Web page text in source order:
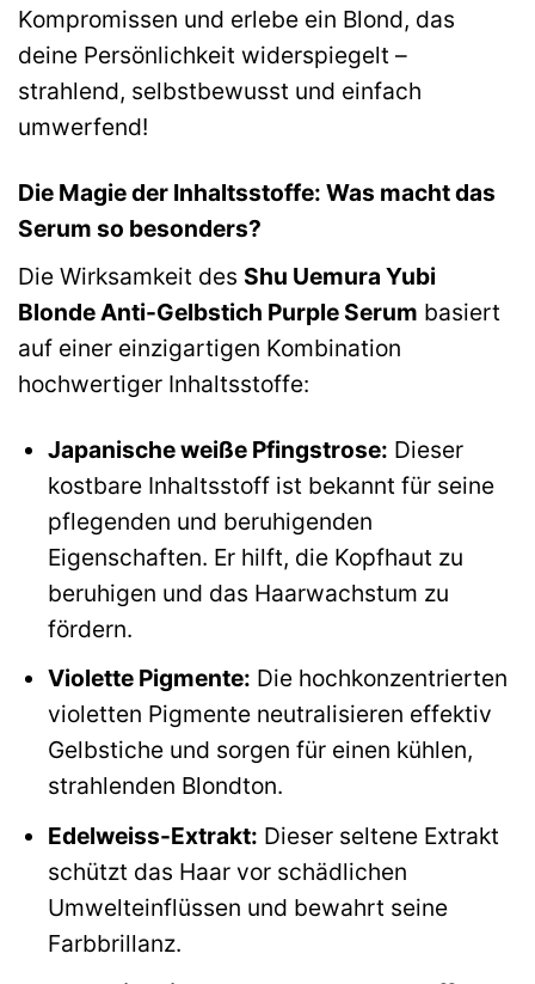
Kompromissen und erlebe ein Blond, das
deine Persönlichkeit widerspiegelt –
strahlend, selbstbewusst und einfach
umwerfend!
Die Magie der Inhaltsstoffe: Was macht das
Serum so besonders?
Die Wirksamkeit des Shu Uemura Yubi
Blonde Anti-Gelbstich Purple Serum basiert
auf einer einzigartigen Kombination
hochwertiger Inhaltsstoffe:
Japanische weiße Pfingstrose: Dieser
kostbare Inhaltsstoff ist bekannt für seine
pflegenden und beruhigenden
Eigenschaften. Er hilft, die Kopfhaut zu
beruhigen und das Haarwachstum zu
fördern.
Violette Pigmente: Die hochkonzentrierten
violetten Pigmente neutralisieren effektiv
Gelbstiche und sorgen für einen kühlen,
strahlenden Blondton.
Edelweiss-Extrakt: Dieser seltene Extrakt
schützt das Haar vor schädlichen
Umwelteinflüssen und bewahrt seine
Farbbrillanz.